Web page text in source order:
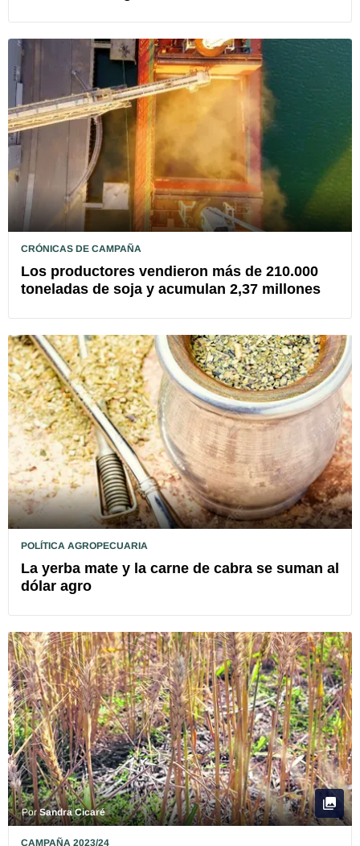
CRÓNICAS DE CAMPAÑA
Los productores vendieron más de 210.000
toneladas de soja y acumulan 2,37 millones
POLÍTICA AGROPECUARIA
La yerba mate y la carne de cabra se suman al
dólar agro
PorSandra Cicaré
CAMPAÑA 2023/24